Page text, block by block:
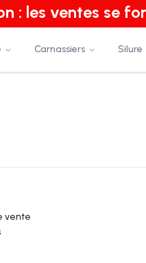
: les ventes se
Carnassiers Silure
vente